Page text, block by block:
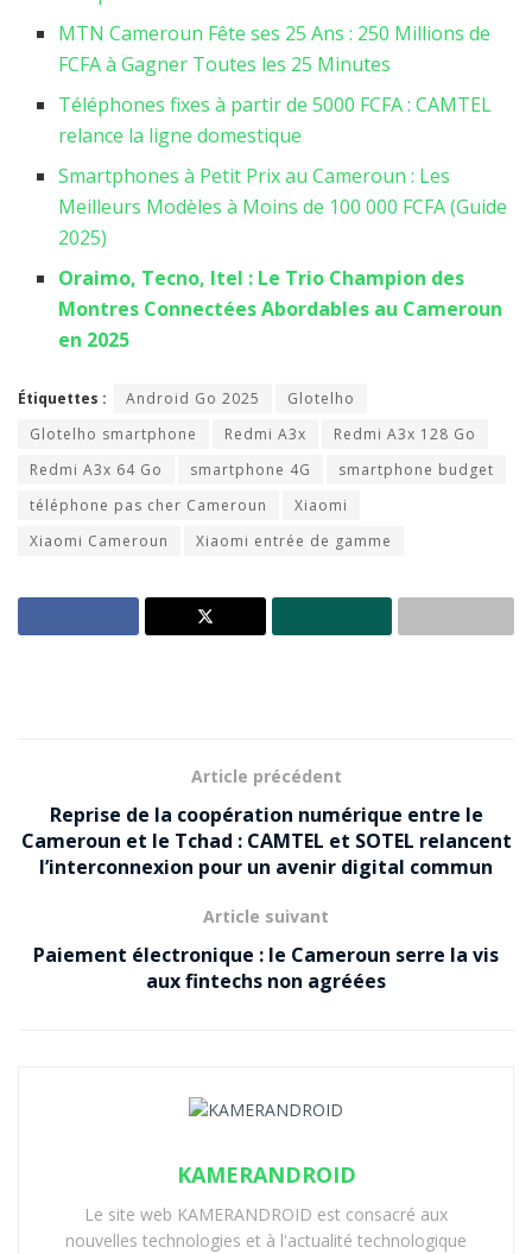
MTN Cameroun Fête ses 25 Ans : 250 Millions de
FCFA à Gagner Toutes les 25 Minutes
Téléphones fixes à partir de 5000 FCFA : CAMTEL
relance la ligne domestique
Smartphones à Petit Prix au Cameroun : Les
Meilleurs Modèles à Moins de 100 000 FCFA (Guide
2025)
Oraimo, Tecno, Itel : Le Trio Champion des
Montres Connectées Abordables au Cameroun
en 2025
Étiquettes : Android Go 2025
Glotelho
Glotelho smartphone
Redmi A3x
Redmi A3x 128 Go
Redmi A3x 64 Go
smartphone 4G
smartphone budget
téléphone pas cher Cameroun
Xiaomi
Xiaomi Cameroun
Xiaomi entrée de gamme
Article précédent
Reprise de la coopération numérique entre le
Cameroun et le Tchad : CAMTEL et SOTEL relancent
l’interconnexion pour un avenir digital commun
Article suivant
Paiement électronique : le Cameroun serre la vis
aux fintechs non agréées
KAMERANDROID
Le site web KAMERANDROID est consacré aux
nouvelles technologies et à l'actualité technologique